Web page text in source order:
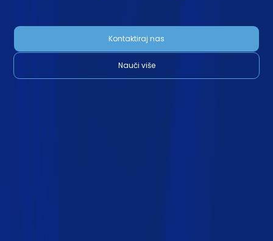
Kontaktiraj nas
Nauči više